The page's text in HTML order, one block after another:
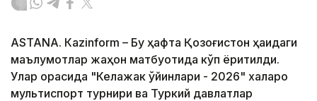
ASTANА. Кazinform – Бу ҳафта Қозоғистон ҳақидаги
маълумотлар жаҳон матбуотида кўп ёритилди.
Улар орасида "Келажак ўйинлари - 2026" халқаро
мультиспорт турнири ва Туркий давлатлар